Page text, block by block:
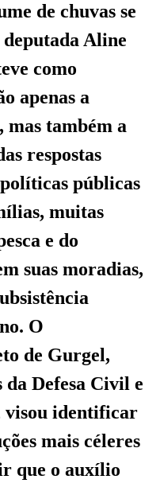
de chuvas se
Aline
como
apenas a
mas também a
respostas
públicas
muitas
e do
suas moradias,
O
de Gurgel,
Defesa Civil e
visou identificar
mais céleres
que o auxílio